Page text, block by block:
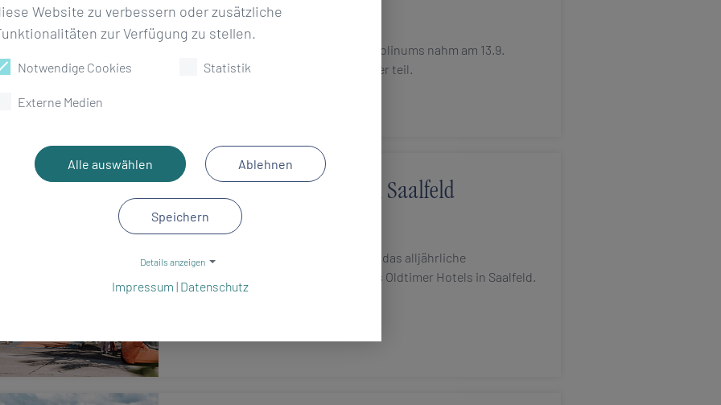
14.09.2024
Unser siebenköpfiges Team des Carolinums nahm am 13.9.
erfolgreich beim Firmenlauf in Höxter teil.
Ebel-dankt-Fest 2024 in Saalfeld
16.08.2024
Am 15.08. feierte die Klinik Bergfried das alljährliche
Mitarbeiterfest auf dem Gelände des Oldtimer Hotels in Saalfeld.
Website zu verbessern oder zusätzliche
zur Verfügung zu stellen.
Notwendige Cookies Statistik
Externe Medien
Alle auswählen Ablehnen
Speichern
Details anzeigen
Impressum | Datenschutz